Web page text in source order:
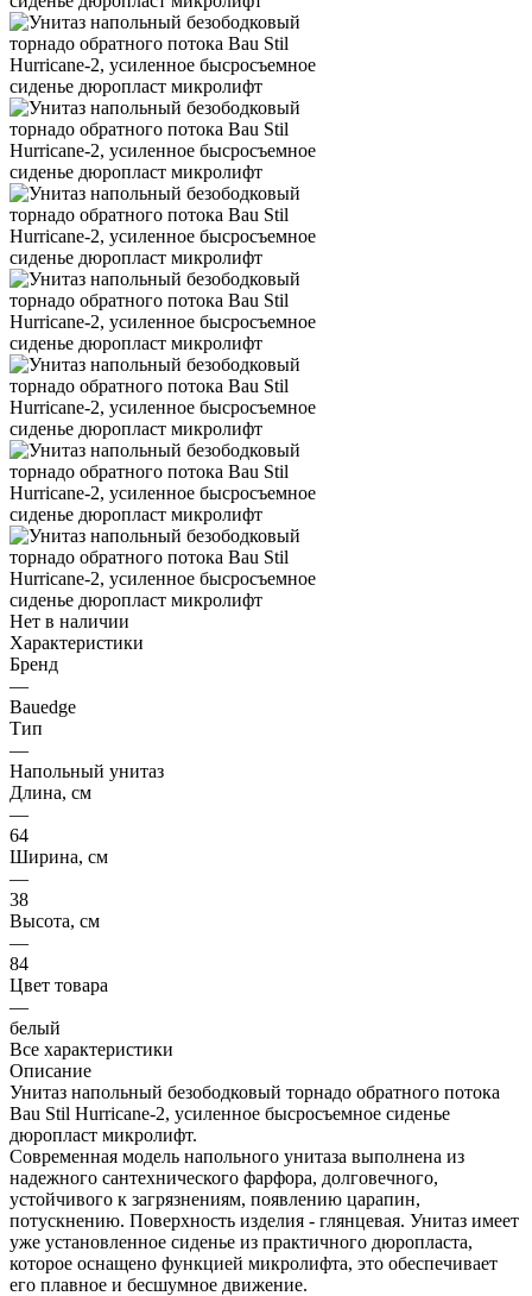
Нет в наличии
Характеристики
Бренд
—
Bauedge
Тип
—
Напольный унитаз
Длина, см
—
64
Ширина, см
—
38
Высота, см
—
84
Цвет товара
—
белый
Все характеристики
Описание
Унитаз напольный безободковый торнадо обратного потока
Bau Stil Hurricane-2, усиленное бысросъемное сиденье
дюропласт микролифт.
Современная модель напольного унитаза выполнена из
надежного сантехнического фарфора, долговечного,
устойчивого к загрязнениям, появлению царапин,
потускнению. Поверхность изделия - глянцевая. Унитаз имеет
уже установленное сиденье из практичного дюропласта,
которое оснащено функцией микролифта, это обеспечивает
его плавное и бесшумное движение.